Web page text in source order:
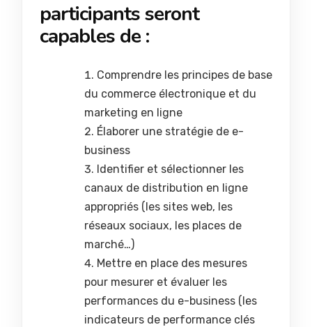
participants seront
capables de :
Comprendre les principes de base
du commerce électronique et du
marketing en ligne
Élaborer une stratégie de e-
business
Identifier et sélectionner les
canaux de distribution en ligne
appropriés (les sites web, les
réseaux sociaux, les places de
marché…)
Mettre en place des mesures
pour mesurer et évaluer les
performances du e-business (les
indicateurs de performance clés